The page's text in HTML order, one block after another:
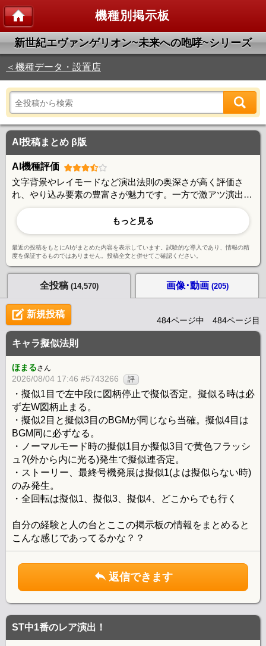
機種別掲示板
新世紀エヴァンゲリオン~未来への咆哮~シリーズ
＜機種データ・設置店
AI投稿まとめ β版
AI機種評価
文字背景やレイモードなど演出法則の奥深さが高く評価さ
れ、やり込み要素の豊富さが魅力です。一方で激アツ演出で
も外れる事例が多く報告されており、出玉性能には賛否があ
ります。演出の多様性と攻略性は好評ですが、信頼度とのギ
ャップに戸惑う声も見られ、玄人向けの機種という評価で
す。
もっと見る
最近の投稿をもとにAIがまとめた内容を表示しています。試験的な導入であり、情報の精
度を保証するものではありません。投稿全文と併せてご確認ください。
全投稿 (14,570) 画像･動画 (205)
新規投稿
484ページ中 484ページ目
キャラ擬似法則
ほまるさん
2026/08/04 17:46 #5743266 評
・擬似1目で左中段に図柄停止で擬似否定。擬似る時は必
ず左W図柄止まる。
・擬似2目と擬似3目のBGMが同じなら当確。擬似4目は
BGM同に必ずなる。
・ノーマルモード時の擬似1目か擬似3目で黄色フラッシ
ュ?(外から内に光る)発生で擬似連否定。
・ストーリー、最終号機発展は擬似1(よは擬似らない時)
のみ発生。
・全回転は擬似1、擬似3、擬似4、どこからでも行く
自分の経験と人の台とここの掲示板の情報をまとめると
こんな感じであってるかな？？
返信できます
ST中1番のレア演出！